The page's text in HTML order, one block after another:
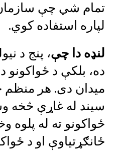
تمام شي چې
لپاره استفاده کوي.
لنډه دا چې، پنج د
ده، بلکې د ځواکونو
میدان دی. هر
سیند له غاړې
ځواکونو ته له
ځانګړتیاوې او د